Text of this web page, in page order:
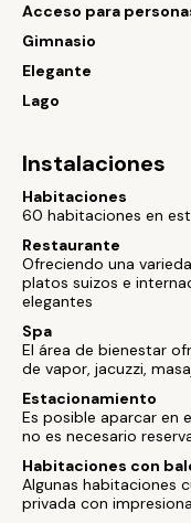
Acceso para
Gimnasio
Elegante
Lago
Instalaciones
Habitaciones
60 habitaciones en
Restaurante
Ofreciendo una
platos suizos e
elegantes
Spa
El área de bienestar
de vapor, jacuzzi,
Estacionamiento
Es posible aparcar en
no es necesario
Habitaciones con
Algunas habitaciones
privada con